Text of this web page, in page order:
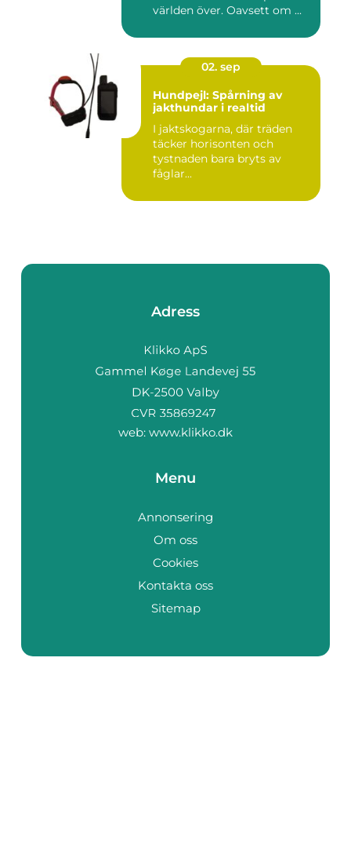
världen över. Oavsett om ...
02. sep
Hundpejl: Spårning av
jakthundar i realtid
I jaktskogarna, där träden
täcker horisonten och
tystnaden bara bryts av
fåglar...
Adress
web: www.klikko.dk
Menu
Annonsering
Om oss
Cookies
Kontakta oss
Sitemap